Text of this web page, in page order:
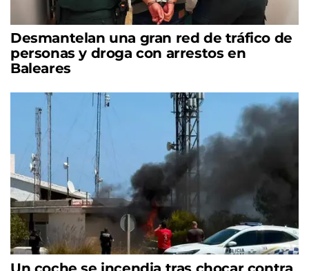
Desmantelan una gran red de tráfico de
personas y droga con arrestos en
Baleares